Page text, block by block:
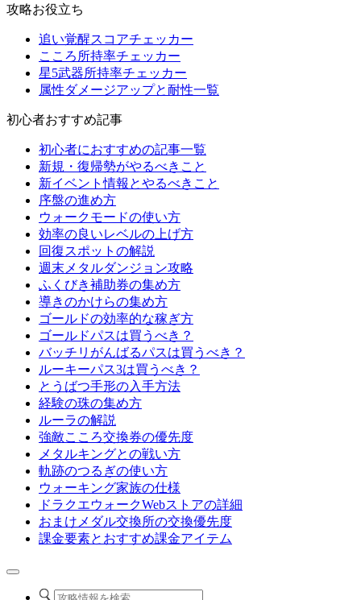
攻略お役立ち
追い覚醒スコアチェッカー
こころ所持率チェッカー
星5武器所持率チェッカー
属性ダメージアップと耐性一覧
初心者おすすめ記事
初心者におすすめの記事一覧
新規・復帰勢がやるべきこと
新イベント情報とやるべきこと
序盤の進め方
ウォークモードの使い方
効率の良いレベルの上げ方
回復スポットの解説
週末メタルダンジョン攻略
ふくびき補助券の集め方
導きのかけらの集め方
ゴールドの効率的な稼ぎ方
ゴールドパスは買うべき？
バッチリがんばるパスは買うべき？
ルーキーパス3は買うべき？
とうばつ手形の入手方法
経験の珠の集め方
ルーラの解説
強敵こころ交換券の優先度
メタルキングとの戦い方
軌跡のつるぎの使い方
ウォーキング家族の仕様
ドラクエウォークWebストアの詳細
おまけメダル交換所の交換優先度
課金要素とおすすめ課金アイテム